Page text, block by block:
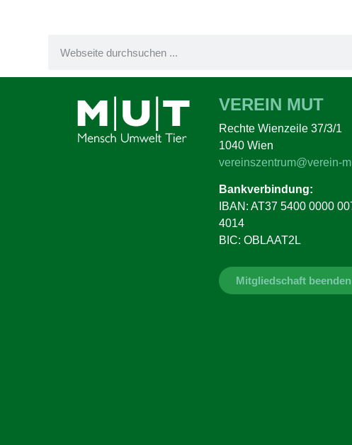
VEREIN MUT
Rechte Wienzeile 37/3/1
1040 Wien
vereinszentrum@verein-
Bankverbindung:
IBAN: AT37 5400 0000
4014
BIC: OBLAAT2L
Mitgliedschaft beenden